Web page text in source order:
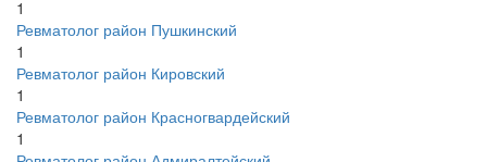
1
Ревматолог район Пушкинский
1
Ревматолог район Кировский
1
Ревматолог район Красногвардейский
1